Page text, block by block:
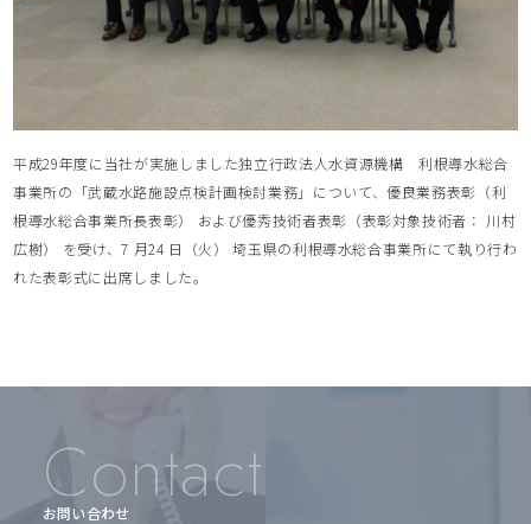
平成29年度に当社が実施しました独立行政法人水資源機構 利根導水総合
事業所の「武蔵水路施設点検計画検討業務」について、優良業務表彰（利
根導水総合事業所長表彰） および優秀技術者表彰（表彰対象技術者： 川村
広樹） を受け、7 月24 日（火） 埼玉県の利根導水総合事業所にて執り行わ
れた表彰式に出席しました。
Contact
お問い合わせ